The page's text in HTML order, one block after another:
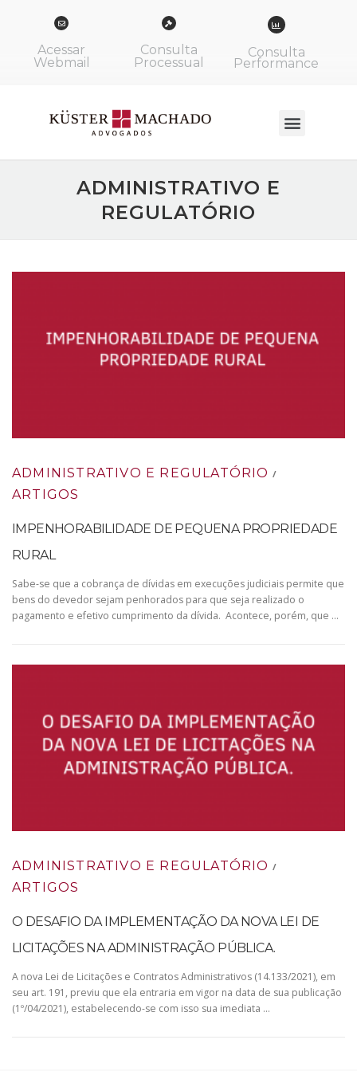
Acessar
Webmail
Consulta
Processual
Consulta
Performance
ADMINISTRATIVO E
REGULATÓRIO
ADMINISTRATIVO E REGULATÓRIO /
ARTIGOS
IMPENHORABILIDADE DE PEQUENA PROPRIEDADE
RURAL
Sabe-se que a cobrança de dívidas em execuções judiciais permite que
bens do devedor sejam penhorados para que seja realizado o
pagamento e efetivo cumprimento da dívida. Acontece, porém, que …
ADMINISTRATIVO E REGULATÓRIO /
ARTIGOS
O DESAFIO DA IMPLEMENTAÇÃO DA NOVA LEI DE
LICITAÇÕES NA ADMINISTRAÇÃO PÚBLICA.
A nova Lei de Licitações e Contratos Administrativos (14.133/2021), em
seu art. 191, previu que ela entraria em vigor na data de sua publicação
(1º/04/2021), estabelecendo-se com isso sua imediata …